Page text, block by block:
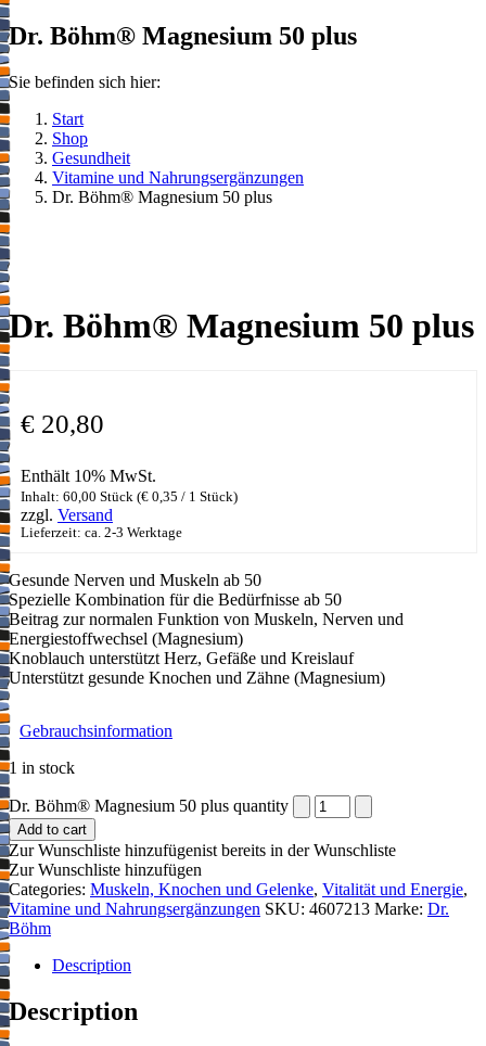
Dr. Böhm® Magnesium 50 plus
Sie befinden sich hier:
Start
Shop
Gesundheit
Vitamine und Nahrungsergänzungen
Dr. Böhm® Magnesium 50 plus
Dr. Böhm® Magnesium 50 plus
€ 20,80
Enthält 10% MwSt.
Inhalt: 60,00 Stück (€ 0,35 / 1 Stück)
zzgl. Versand
Lieferzeit: ca. 2-3 Werktage
Gesunde Nerven und Muskeln ab 50
Spezielle Kombination für die Bedürfnisse ab 50
Beitrag zur normalen Funktion von Muskeln, Nerven und
Energiestoffwechsel (Magnesium)
Knoblauch unterstützt Herz, Gefäße und Kreislauf
Unterstützt gesunde Knochen und Zähne (Magnesium)
Gebrauchsinformation
1 in stock
Dr. Böhm® Magnesium 50 plus quantity
Add to cart
Zur Wunschliste hinzufügenist bereits in der Wunschliste
Zur Wunschliste hinzufügen
Categories: Muskeln, Knochen und Gelenke, Vitalität und Energie,
Vitamine und Nahrungsergänzungen SKU: 4607213 Marke: Dr.
Böhm
Description
Description